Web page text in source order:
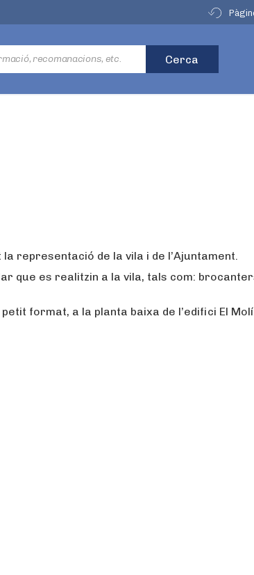
representació de la vila i de l’Ajuntament.
que es realitzin a la vila, tals com:
format, a la planta baixa de l’edifici El